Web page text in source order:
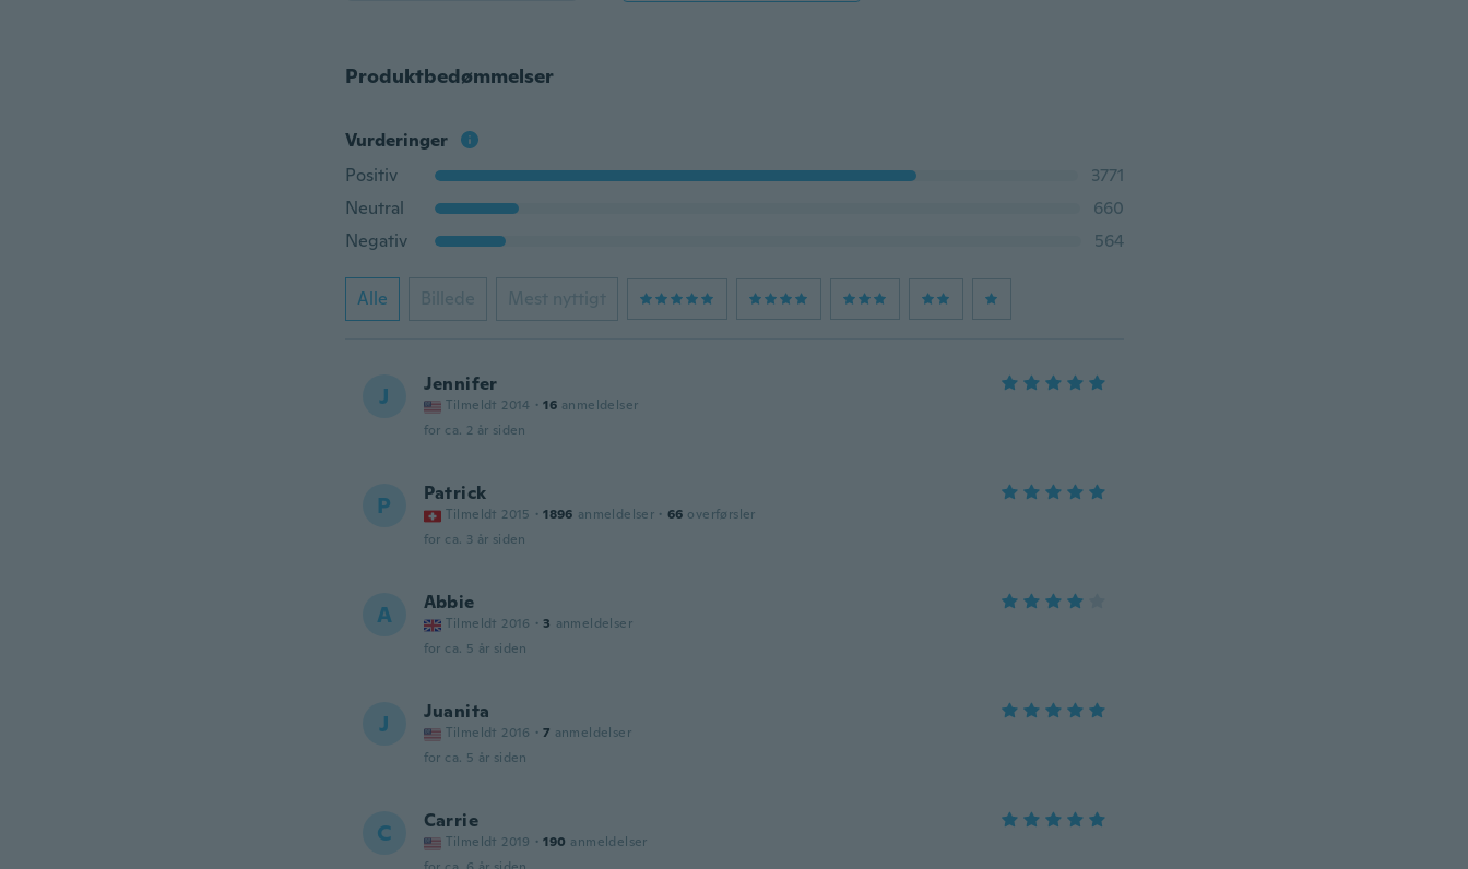
Produktbedømmelser
Vurderinger
Positiv
3771
Neutral
660
Negativ
564
Alle Billede Mest nyttigt
J Jennifer
Tilmeldt 2014 · 16 anmeldelser
for ca. 2 år siden
P Patrick
Tilmeldt 2015 · 1896 anmeldelser · 66 overførsler
for ca. 3 år siden
A Abbie
Tilmeldt 2016 · 3 anmeldelser
for ca. 5 år siden
J Juanita
Tilmeldt 2016 · 7 anmeldelser
for ca. 5 år siden
C Carrie
Tilmeldt 2019 · 190 anmeldelser